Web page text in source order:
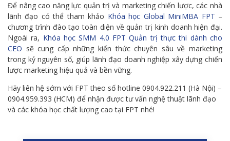
Để nâng cao năng lực quản trị và marketing chiến lược, các nhà
lãnh đạo có thể tham khảo Khóa học Global MiniMBA FPT –
chương trình đào tạo toàn diện về quản trị kinh doanh hiện đại.
Ngoài ra, Khóa học SMM 4.0 FPT Quản trị thực thi dành cho
CEO sẽ cung cấp những kiến thức chuyên sâu về marketing
trong kỷ nguyên số, giúp lãnh đạo doanh nghiệp xây dựng chiến
lược marketing hiệu quả và bền vững.
Hãy liên hệ sớm với FPT theo số hotline 0904.922.211 (Hà Nội) –
0904.959.393 (HCM) để nhận được tư vấn nghệ thuật lãnh đạo
và các khóa học chất lượng cao tại FPT nhé!